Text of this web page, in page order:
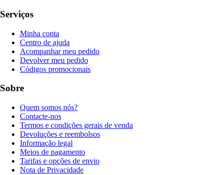
Serviços
Minha conta
Centro de ajuda
Acompanhar meu pedido
Devolver meu pedido
Códigos promocionais
Sobre
Quem somos nós?
Contacte-nos
Termos e condições gerais de venda
Devoluções e reembolsos
Informação legal
Meios de pagamento
Tarifas e opções de envio
Nota de Privacidade